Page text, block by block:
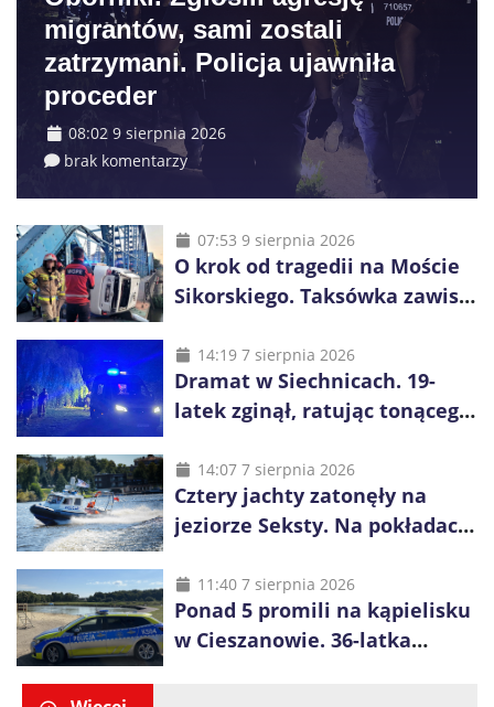
migrantów, sami zostali
zatrzymani. Policja ujawniła
proceder
08:02 9 sierpnia 2026
brak komentarzy
07:53 9 sierpnia 2026
O krok od tragedii na Moście
Sikorskiego. Taksówka zawisła
14:19 7 sierpnia 2026
Dramat w Siechnicach. 19-
latek zginął, ratując tonącego
14:07 7 sierpnia 2026
Cztery jachty zatonęły na
jeziorze Seksty. Na pokładach
małoletnich
11:40 7 sierpnia 2026
Ponad 5 promili na kąpielisku
w Cieszanowie. 36-latka